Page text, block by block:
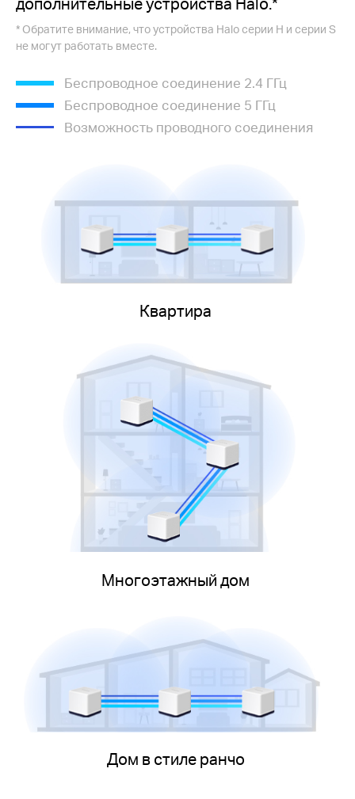
* Обратите внимание, что устройства Halo серии H и серии S
не могут работать вместе.
Квартира
Многоэтажный дом
Дом в стиле ранчо
Беспроводное соединение 2.4 ГГц
Беспроводное соединение 5 ГГц
Возможность проводного соединения